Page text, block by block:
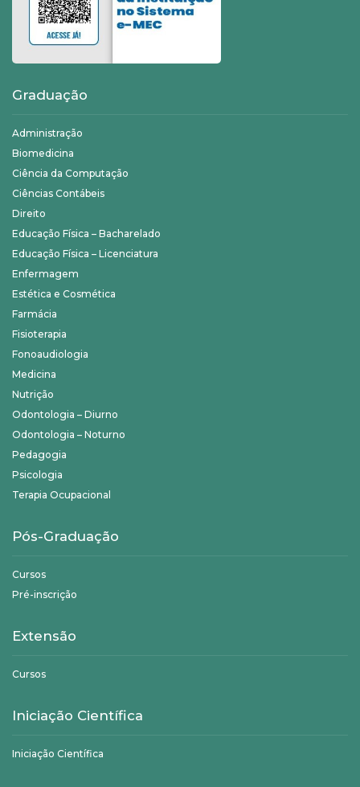
Graduação
Administração
Biomedicina
Ciência da Computação
Ciências Contábeis
Direito
Educação Física – Bacharelado
Educação Física – Licenciatura
Enfermagem
Estética e Cosmética
Farmácia
Fisioterapia
Fonoaudiologia
Medicina
Nutrição
Odontologia – Diurno
Odontologia – Noturno
Pedagogia
Psicologia
Terapia Ocupacional
Pós-Graduação
Cursos
Pré-inscrição
Extensão
Cursos
Iniciação Científica
Iniciação Científica